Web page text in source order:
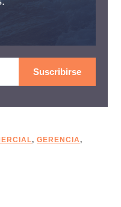
Suscribirse
,GERENCIA,